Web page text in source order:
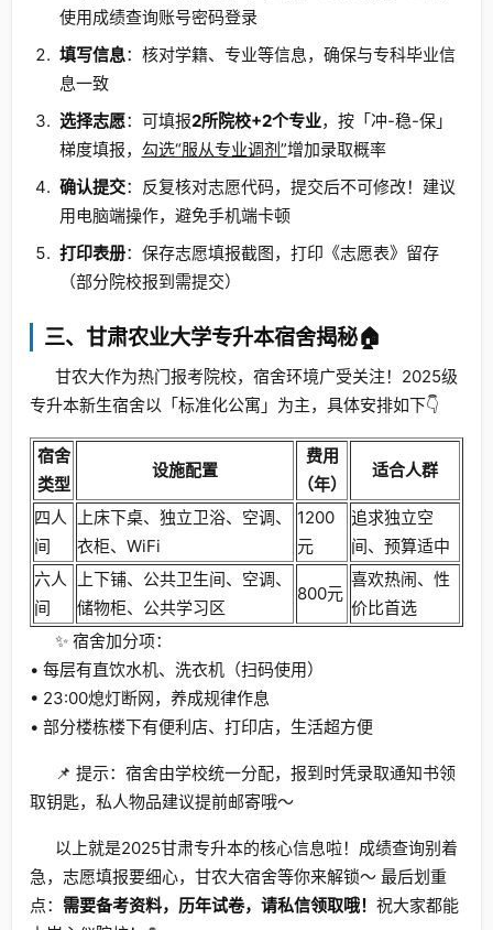
使用成绩查询账号密码登录
填写信息：核对学籍、专业等信息，确保与专科毕业信
息一致
选择志愿：可填报2所院校+2个专业，按「冲-稳-保」
梯度填报， 勾选“服从专业调剂”增加录取概率
确认提交：反复核对志愿代码，提交后不可修改！建议
用电脑端操作，避免手机端卡顿
打印表册：保存志愿填报截图，打印《志愿表》留存
（部分院校报到需提交）
三、甘肃农业大学专升本宿舍揭秘🏠
甘农大作为热门报考院校，宿舍环境广受关注！2025级
专升本新生宿舍以「标准化公寓」为主，具体安排如下👇
宿舍
类型
设施配置
费用
（年）
适合人群
四人
间
上床下桌、独立卫浴、空调、
衣柜、WiFi
1200
元
追求独立空
间、预算适中
六人
间
上下铺、公共卫生间、空调、
储物柜、公共学习区
800元
喜欢热闹、性
价比首选
✨ 宿舍加分项：
• 每层有直饮水机、洗衣机（扫码使用）
• 23:00熄灯断网，养成规律作息
• 部分楼栋楼下有便利店、打印店，生活超方便
📌 提示：宿舍由学校统一分配，报到时凭录取通知书领
取钥匙，私人物品建议提前邮寄哦～
以上就是2025甘肃专升本的核心信息啦！成绩查询别着
急，志愿填报要细心，甘农大宿舍等你来解锁～ 最后划重
点： 需要备考资料，历年试卷，请私信领取哦！ 祝大家都能